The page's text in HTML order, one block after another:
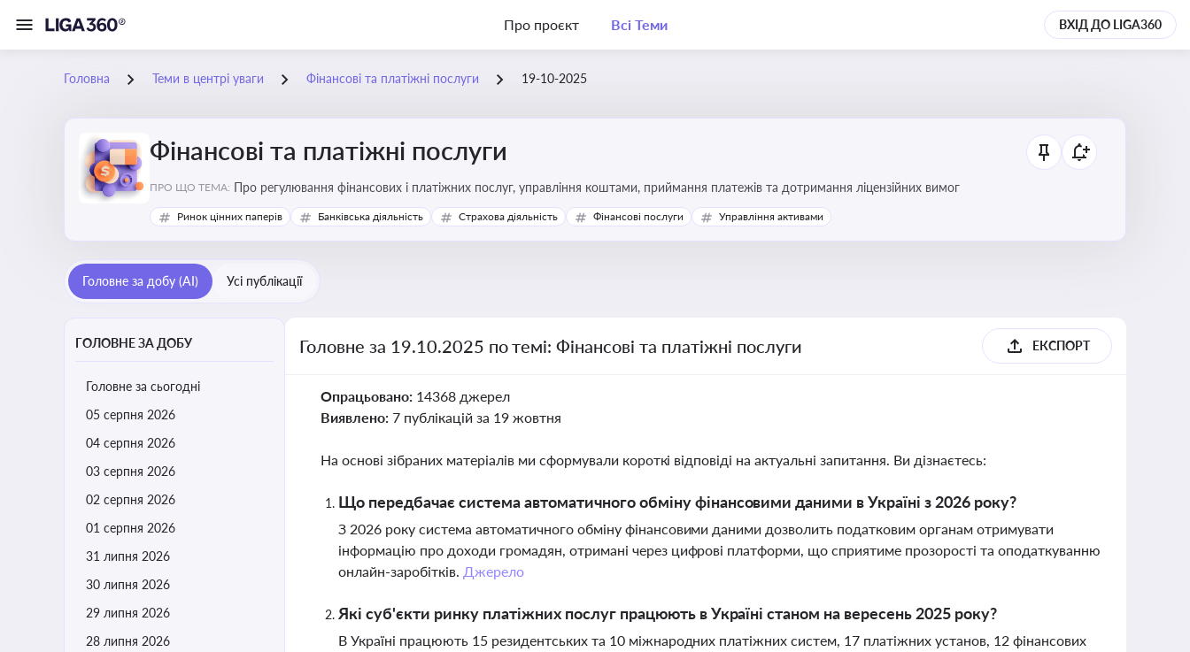
Про проєкт Всі Теми ВХІД ДО LIGA360
Головна Теми в центрі уваги Фінансові та платіжні послуги 19-10-2025
Фінансові та платіжні послуги
ПРО ЩО ТЕМА: Про регулювання фінансових і платіжних послуг, управління коштами, приймання платежів та дотримання ліцензійних вимог
Ринок цінних паперів Банківська діяльність Страхова діяльність Фінансові послуги Управління активами
Головне за добу (AI) Усі публікації
ГОЛОВНЕ ЗА ДОБУ
Головне за сьогодні
05 серпня 2026
04 серпня 2026
03 серпня 2026
02 серпня 2026
01 серпня 2026
31 липня 2026
30 липня 2026
29 липня 2026
28 липня 2026
Головне за 19.10.2025 по темі: Фінансові та платіжні послуги ЕКСПОРТ
Опрацьовано: 14368 джерел
Виявлено: 7 публікацій за 19 жовтня
На основі зібраних матеріалів ми сформували короткі відповіді на актуальні запитання. Ви дізнаєтесь:
Що передбачає система автоматичного обміну фінансовими даними в Україні з 2026 року?
З 2026 року система автоматичного обміну фінансовими даними дозволить податковим органам отримувати
інформацію про доходи громадян, отримані через цифрові платформи, що сприятиме прозорості та оподаткуванню
онлайн-заробітків. Джерело
Які суб'єкти ринку платіжних послуг працюють в Україні станом на вересень 2025 року?
В Україні працюють 15 резидентських та 10 міжнародних платіжних систем, 17 платіжних установ, 12 фінансових